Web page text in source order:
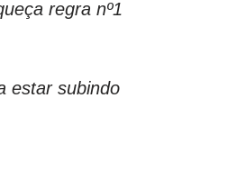
regra nº1
estar subindo